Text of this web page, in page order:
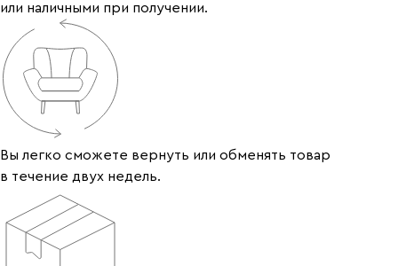
или наличными при получении.
Вы легко сможете вернуть или обменять товар
в течение двух недель.